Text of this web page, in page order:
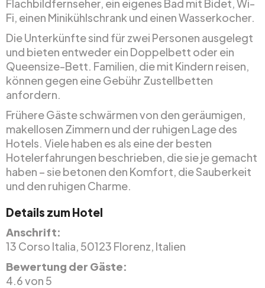
Flachbildfernseher, ein eigenes Bad mit Bidet, Wi-
Fi, einen Minikühlschrank und einen Wasserkocher.
Die Unterkünfte sind für zwei Personen ausgelegt
und bieten entweder ein Doppelbett oder ein
Queensize-Bett. Familien, die mit Kindern reisen,
können gegen eine Gebühr Zustellbetten
anfordern.
Frühere Gäste schwärmen von den geräumigen,
makellosen Zimmern und der ruhigen Lage des
Hotels. Viele haben es als eine der besten
Hotelerfahrungen beschrieben, die sie je gemacht
haben – sie betonen den Komfort, die Sauberkeit
und den ruhigen Charme.
Details zum Hotel
Anschrift:
13 Corso Italia, 50123 Florenz, Italien
Bewertung der Gäste:
4.6 von 5